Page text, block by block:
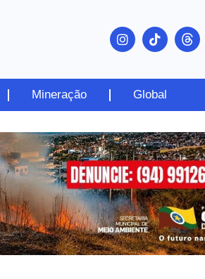
Mineração Global